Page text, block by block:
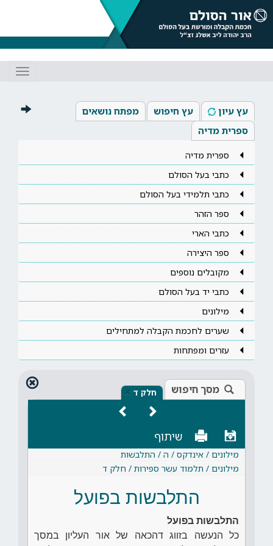
עץ עיון עץ חיפוש
מפתח נושאים
ספרית מדיה
ספרית מדיה
כתבי בעל הסולם
כתבי תלמידי בעל הסולם
ספר הזהר
כתבי הארי
ספר היצירה
מקובלים נוספים
כתבי יד בעל הסולם
מילונים
שערים לחכמת הקבלה למתחילים
עזרים ומפתחות
מסך חיפוש חלק ד ×
שיתוף
מילונים / אינדקס / ה / התלבשות
מילונים / תלמוד עשר ספירות / חלק ד
התלבשות בפועל
התלבשות בפועל
כל הנעשה בזווג דהכאה של אור העליון במסך